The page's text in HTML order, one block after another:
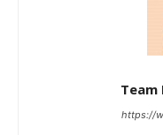
Team
https://